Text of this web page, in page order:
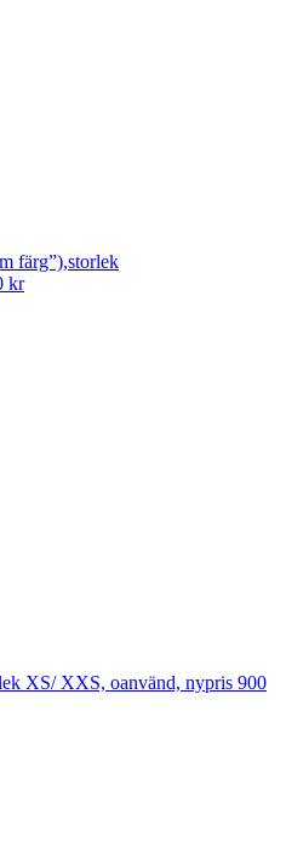
färg”),storlek
kr
XS/ XXS, oanvänd, nypris 900